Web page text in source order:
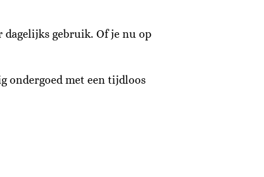
gebruik. Of je nu op
ondergoed met een tijdloos